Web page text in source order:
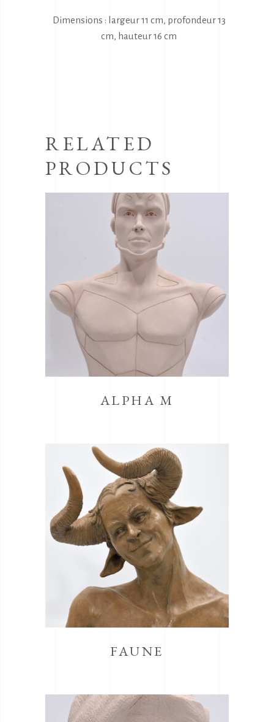
Dimensions : largeur 11 cm, profondeur 13
cm, hauteur 16 cm
RELATED
PRODUCTS
ALPHA M
FAUNE